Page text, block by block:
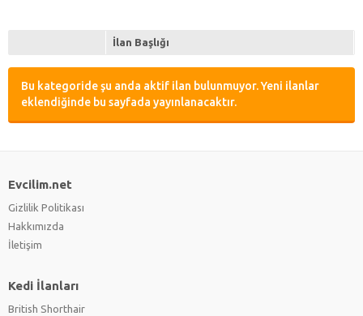
İlan Başlığı
Bu kategoride şu anda aktif ilan bulunmuyor. Yeni ilanlar
eklendiğinde bu sayfada yayınlanacaktır.
Evcilim.net
Gizlilik Politikası
Hakkımızda
İletişim
Kedi İlanları
British Shorthair